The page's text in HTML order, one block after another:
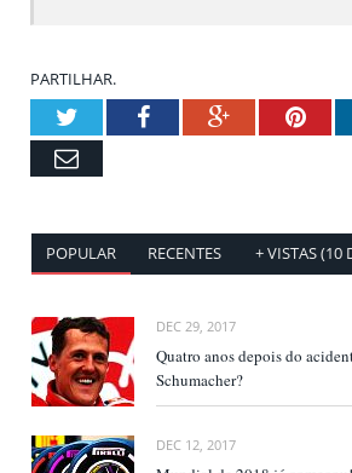
PARTILHAR.
TwitterFacebookGoogle+
Email
POPULAR RECENTES + VISTAS (10
DEC 29, 2017
Quatro anos depois do
Schumacher?
DEC 12, 2017